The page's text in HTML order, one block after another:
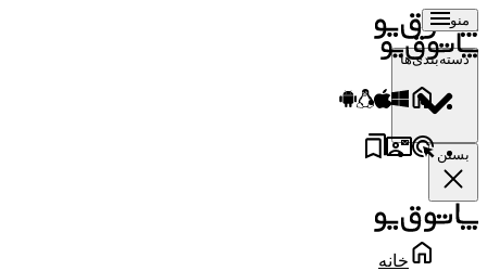
منو
دسته‌بندی‌ها
بستن
خانه